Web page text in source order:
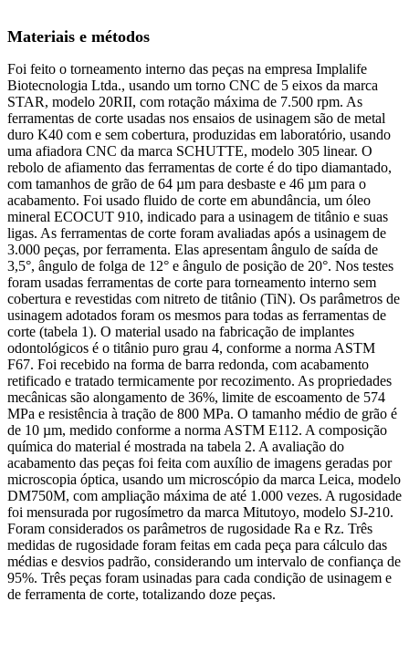
Materiais e métodos
Foi feito o torneamento interno das peças na empresa Implalife
Biotecnologia Ltda., usando um torno CNC de 5 eixos da marca
STAR, modelo 20RII, com rotação máxima de 7.500 rpm. As
ferramentas de corte usadas nos ensaios de usinagem são de metal
duro K40 com e sem cobertura, produzidas em laboratório, usando
uma afiadora CNC da marca SCHUTTE, modelo 305 linear. O
rebolo de afiamento das ferramentas de corte é do tipo diamantado,
com tamanhos de grão de 64 µm para desbaste e 46 µm para o
acabamento. Foi usado fluido de corte em abundância, um óleo
mineral ECOCUT 910, indicado para a usinagem de titânio e suas
ligas. As ferramentas de corte foram avaliadas após a usinagem de
3.000 peças, por ferramenta. Elas apresentam ângulo de saída de
3,5°, ângulo de folga de 12° e ângulo de posição de 20°. Nos testes
foram usadas ferramentas de corte para torneamento interno sem
cobertura e revestidas com nitreto de titânio (TiN). Os parâmetros de
usinagem adotados foram os mesmos para todas as ferramentas de
corte (tabela 1). O material usado na fabricação de implantes
odontológicos é o titânio puro grau 4, conforme a norma ASTM
F67. Foi recebido na forma de barra redonda, com acabamento
retificado e tratado termicamente por recozimento. As propriedades
mecânicas são alongamento de 36%, limite de escoamento de 574
MPa e resistência à tração de 800 MPa. O tamanho médio de grão é
de 10 µm, medido conforme a norma ASTM E112. A composição
química do material é mostrada na tabela 2. A avaliação do
acabamento das peças foi feita com auxílio de imagens geradas por
microscopia óptica, usando um microscópio da marca Leica, modelo
DM750M, com ampliação máxima de até 1.000 vezes. A rugosidade
foi mensurada por rugosímetro da marca Mitutoyo, modelo SJ-210.
Foram considerados os parâmetros de rugosidade Ra e Rz. Três
medidas de rugosidade foram feitas em cada peça para cálculo das
médias e desvios padrão, considerando um intervalo de confiança de
95%. Três peças foram usinadas para cada condição de usinagem e
de ferramenta de corte, totalizando doze peças.